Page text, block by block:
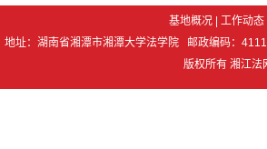
基地概况 |工作动态
地址：湖南省湘潭市湘潭大学法学院 邮政编码：
版权所有 湘江